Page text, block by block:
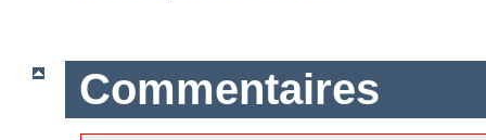
Commentaires